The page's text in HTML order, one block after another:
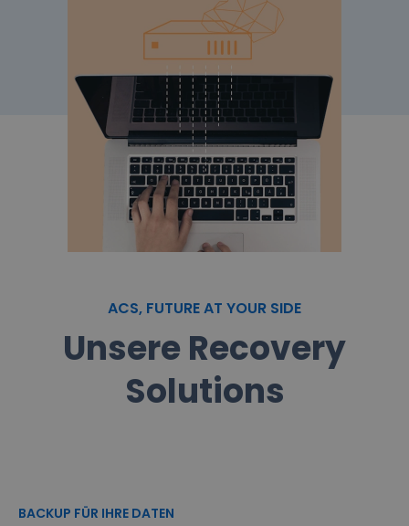
ACS, FUTURE AT YOUR SIDE
Unsere Recovery
Solutions
BACKUP FÜR IHRE DATEN